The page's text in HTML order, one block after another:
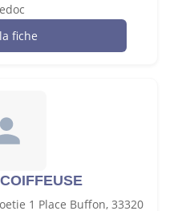
fiche
1 Place Buffon, 33320